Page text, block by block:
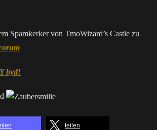
Spamkerker von TmoWizard’s Castle zu
byd!
teilen